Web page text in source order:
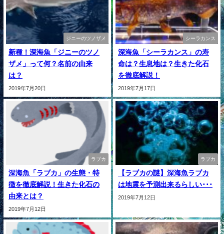
ジニーのツノザメ
新種！深海魚「ジニーのツノ
ザメ」って何？名前の由来
は？
2019年7月20日
シーラカンス
深海魚「シーラカンス」の寿
命は？生息地は？生きた化石
を徹底解説！
2019年7月17日
ラブカ
深海魚「ラブカ」の生態・特
徴を徹底解説！生きた化石の
由来とは？
2019年7月12日
ラブカ
【ラブカの謎】深海魚ラブカ
は地震を予測出来るらしい･･･
2019年7月12日